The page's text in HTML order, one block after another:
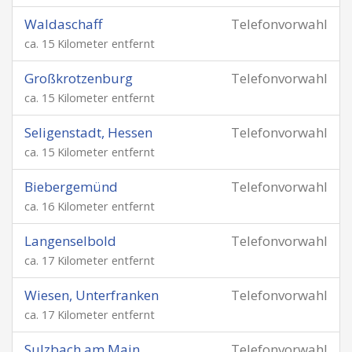
Telefonvorwahl
Waldaschaff
ca. 15 Kilometer entfernt
Telefonvorwahl
Großkrotzenburg
ca. 15 Kilometer entfernt
Telefonvorwahl
Seligenstadt, Hessen
ca. 15 Kilometer entfernt
Telefonvorwahl
Biebergemünd
ca. 16 Kilometer entfernt
Telefonvorwahl
Langenselbold
ca. 17 Kilometer entfernt
Telefonvorwahl
Wiesen, Unterfranken
ca. 17 Kilometer entfernt